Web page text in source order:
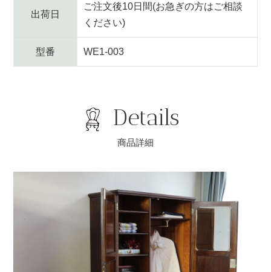
出荷日
ご注文後10日間(お急ぎの方はご相談
ください)
型番 WE1-003
Details
商品詳細